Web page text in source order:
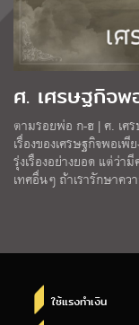
ศ. เศรษฐกิจพ
ตามรอยพ่อ ก-ฮ | ศ. เศ
เรื่องของเศรษฐกิจพอเ
รุ่งเรืองอย่างยอด แต่ว่
เทศอื่นๆ ถ้าเรารักษาค
ใช้แรงทำเงิน